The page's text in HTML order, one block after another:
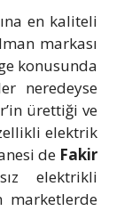
en kaliteli
markası
konusunda
neredeyse
ürettiği ve
elektrik
de Fakir
elektrikli
marketlerde